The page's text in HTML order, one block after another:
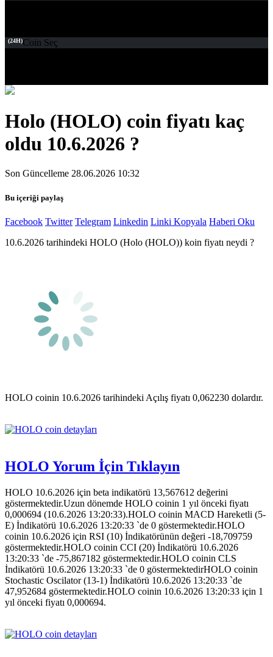
(24H)Coin Seç
Holo (HOLO) coin fiyatı kaç
oldu 10.6.2026 ?
Son Güncelleme 28.06.2026 10:32
Bu içeriği paylaş
Facebook Twitter Telegram Linkedin Linki Kopyala Haberi Oku
10.6.2026 tarihindeki HOLO (Holo (HOLO)) koin fiyatı neydi ?
HOLO coinin 10.6.2026 tarihindeki Açılış fiyatı 0,062230 dolardır.
HOLO Yorum İçin Tıklayın
HOLO 10.6.2026 için beta indikatörü 13,567612 değerini
göstermektedir.Uzun dönemde HOLO coinin 1 yıl önceki fiyatı
0,000694 (10.6.2026 13:20:33).HOLO coinin MACD Hareketli (5-
E) İndikatörü 10.6.2026 13:20:33 `de 0 göstermektedir.HOLO
coinin 10.6.2026 için RSI (10) İndikatörünün değeri -18,709759
göstermektedir.HOLO coinin CCI (20) İndikatörü 10.6.2026
13:20:33 `de -75,867182 göstermektedir.HOLO coinin CLS
İndikatörü 10.6.2026 13:20:33 `de 0 göstermektedirHOLO coinin
Stochastic Oscilator (13-1) İndikatörü 10.6.2026 13:20:33 `de
47,952684 göstermektedir.HOLO coinin 10.6.2026 13:20:33 için 1
yıl önceki fiyatı 0,000694.